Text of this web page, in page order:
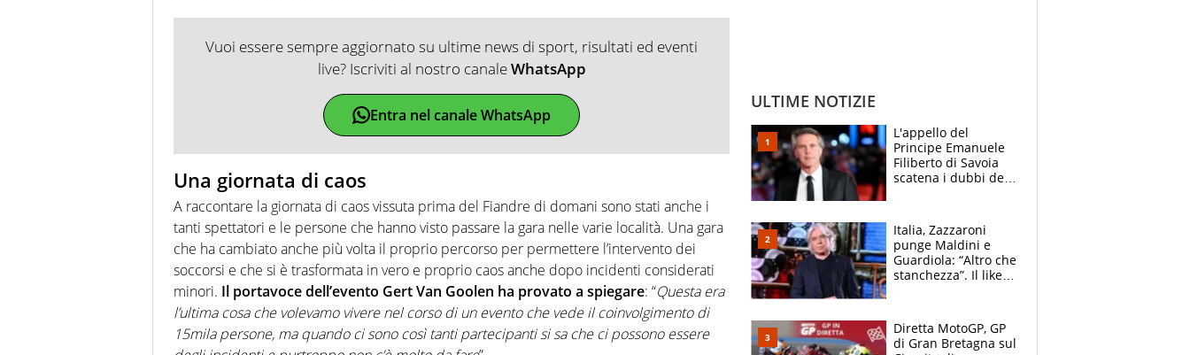
Vuoi essere sempre aggiornato su ultime news di sport, risultati ed eventi
live? Iscriviti al nostro canaleWhatsApp
Entra nel canale WhatsApp
Una giornata di caos
A raccontare la giornata di caos vissuta prima del Fiandre di domani sono stati anche i
tanti spettatori e le persone che hanno visto passare la gara nelle varie località. Una gara
che ha cambiato anche più volta il proprio percorso per permettere l’intervento dei
soccorsi e che si è trasformata in vero e proprio caos anche dopo incidenti considerati
minori. Il portavoce dell’evento Gert Van Goolen ha provato a spiegare: “Questa era
l’ultima cosa che volevamo vivere nel corso di un evento che vede il coinvolgimento di
15mila persone, ma quando ci sono così tanti partecipanti si sa che ci possono essere
ULTIME NOTIZIE
L'appello del
Principe Emanuele
Filiberto di Savoia
scatena i dubbi dei
Italia, Zazzaroni
punge Maldini e
Guardiola: “Altro che
stanchezza”. Il like
Diretta MotoGP, GP
di Gran Bretagna sul